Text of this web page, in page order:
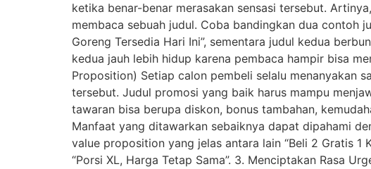
ketika benar-benar merasakan sensasi tersebut.
membaca sebuah judul. Coba bandingkan dua contoh
Goreng Tersedia Hari Ini”, sementara judul kedua
kedua jauh lebih hidup karena pembaca hampir bisa
Proposition) Setiap calon pembeli selalu menanyakan
tersebut. Judul promosi yang baik harus mampu
tawaran bisa berupa diskon, bonus tambahan,
Manfaat yang ditawarkan sebaiknya dapat dipahami
value proposition yang jelas antara lain “Beli 2 Gratis 1
“Porsi XL, Harga Tetap Sama”. 3. Menciptakan Rasa